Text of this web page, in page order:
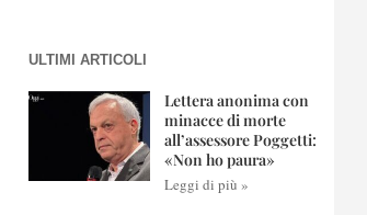
ULTIMI ARTICOLI
Lettera anonima con
minacce di morte
all’assessore Poggetti:
«Non ho paura»
Leggi di più »